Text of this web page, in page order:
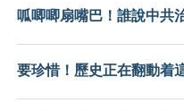
呱唧唧扇嘴巴！誰說中共
要珍惜！歷史正在翻動着